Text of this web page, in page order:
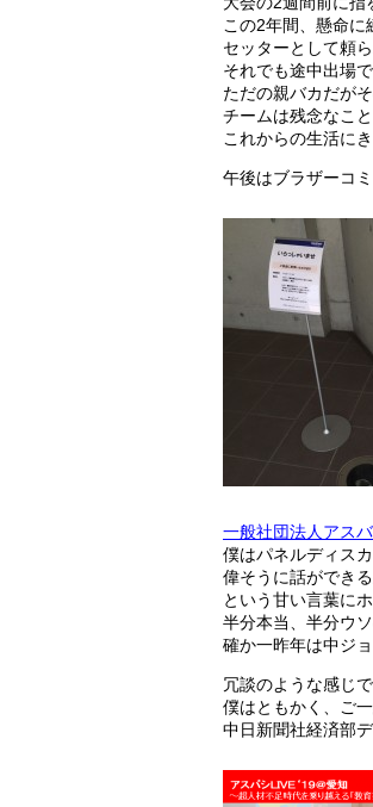
この2年間、懸命に
セッターとして頼
それでも途中出場
ただの親バカだが
チームは残念なこ
これからの生活に
午後はブラザーコ
一般社団法人アス
僕はパネルディス
偉そうに話ができ
という甘い言葉に
半分本当、半分ウ
確か一昨年は中ジ
冗談のような感じ
僕はともかく、ご
中日新聞社経済部